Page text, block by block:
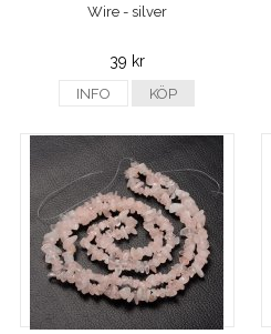
Wire - silver
39 kr
INFO KÖP